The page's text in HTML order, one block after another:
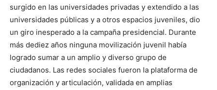
surgido en las universidades privadas y extendido a las
universidades públicas y a otros espacios juveniles, dio
un giro inesperado a la campaña presidencial. Durante
más dediez años ninguna movilización juvenil había
logrado sumar a un amplio y diverso grupo de
ciudadanos. Las redes sociales fueron la plataforma de
organización y articulación, validada en amplias